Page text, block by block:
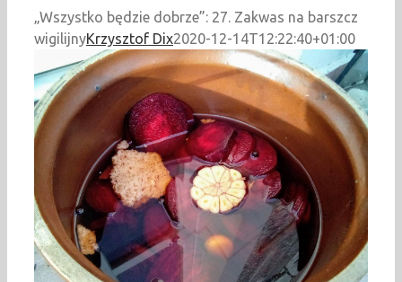
„Wszystko będzie dobrze”: 27. Zakwas na barszcz
wigilijnyKrzysztof Dix2020-12-14T12:22:40+01:00